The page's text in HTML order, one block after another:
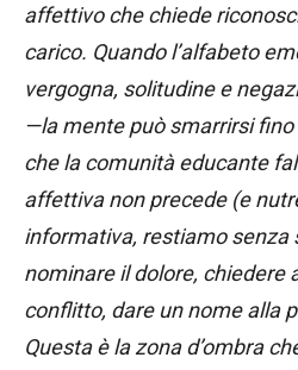
affettivo che chiede
carico. Quando l’alfabeto
vergogna, solitudine e
—la mente può smarrirsi
che la comunità educante
affettiva non precede (e
informativa, restiamo senza
nominare il dolore, chiedere
conflitto, dare un nome alla
Questa è la zona d’ombra